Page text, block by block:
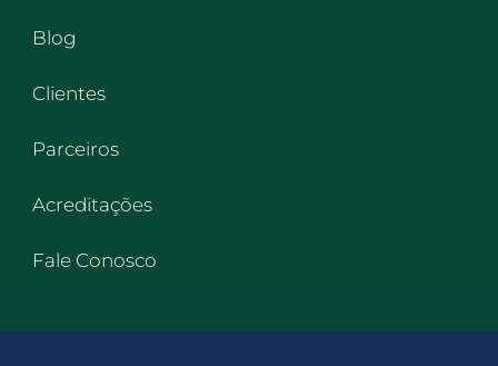
Blog
Clientes
Parceiros
Acreditações
Fale Conosco